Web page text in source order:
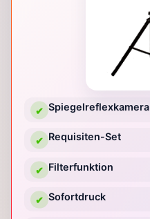
✔ Spiegelreflexkamera
✔ Requisiten-Set
✔ Filterfunktion
✔ Sofortdruck